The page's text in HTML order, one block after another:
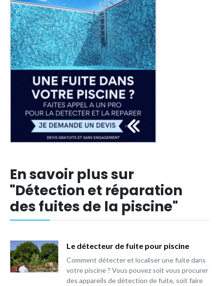
En savoir plus sur
"Détection et réparation
des fuites de la piscine"
Le détecteur de fuite pour piscine
Comment détecter et localiser une fuite dans
votre piscine ? Vous pouvez soit vous procurer
des appareils de détection de fuite, soit faire